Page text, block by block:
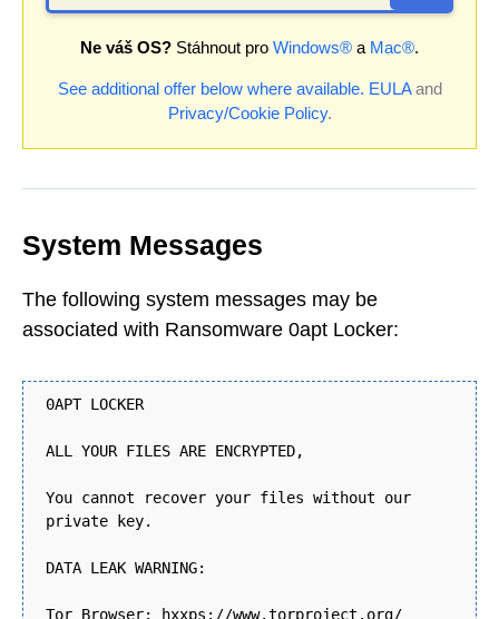
Ne váš OS? Stáhnout pro Windows® a Mac®.
See additional offer below where available. EULAand
Privacy/Cookie Policy.
System Messages
The following system messages may be
associated with Ransomware 0apt Locker:
0APT LOCKER
ALL YOUR FILES ARE ENCRYPTED,
You cannot recover your files without our
private key.
DATA LEAK WARNING:
Tor Browser: hxxps://www.torproject.org/